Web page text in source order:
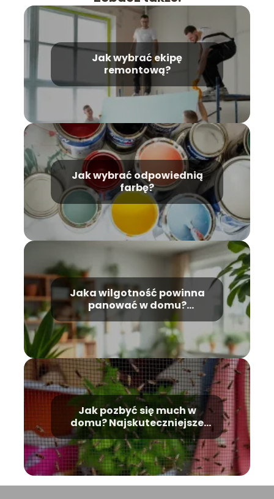
Jak wybrać ekipę
remontową?
Jak wybrać odpowiednią
farbę?
Jaka wilgotność powinna
panować w domu?
Optymalne wartości i
porady
Jak pozbyć się much w
domu? Najskuteczniejsze
metody radzenia sobie z
nimi